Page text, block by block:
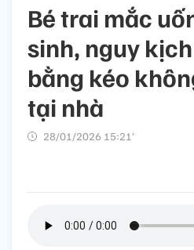
Bé trai mắc
sinh, nguy
bằng kéo
tại nhà
28/01/2026 15:21’